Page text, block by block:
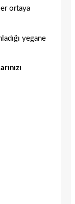
ortaya
yegane